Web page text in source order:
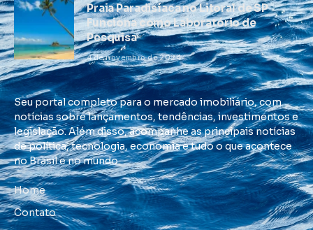
Praia Paradisíaca no Litoral de SP
Funciona como Laboratório de
Pesquisa
4 de novembro de 2024
Seu portal completo para o mercado imobiliário, com
notícias sobre lançamentos, tendências, investimentos e
legislação. Além disso, acompanhe as principais notícias
de política, tecnologia, economia e tudo o que acontece
no Brasil e no mundo.
Home
Contato